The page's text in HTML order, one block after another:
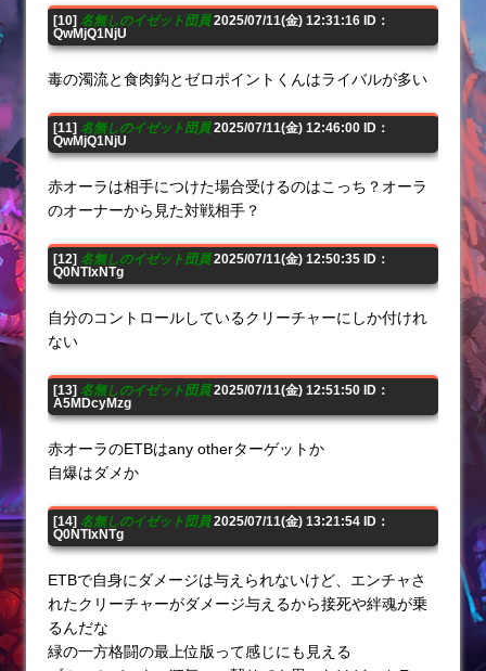
[10] 名無しのイゼット団員2025/07/11(金) 12:31:16 ID：
QwMjQ1NjU
毒の濁流と食肉鈎とゼロポイントくんはライバルが多い
[11] 名無しのイゼット団員2025/07/11(金) 12:46:00 ID：
QwMjQ1NjU
赤オーラは相手につけた場合受けるのはこっち？オーラ
のオーナーから見た対戦相手？
[12] 名無しのイゼット団員2025/07/11(金) 12:50:35 ID：
Q0NTIxNTg
自分のコントロールしているクリーチャーにしか付けれ
ない
[13] 名無しのイゼット団員2025/07/11(金) 12:51:50 ID：
A5MDcyMzg
赤オーラのETBはany otherターゲットか
自爆はダメか
[14] 名無しのイゼット団員2025/07/11(金) 13:21:54 ID：
Q0NTIxNTg
ETBで自身にダメージは与えられないけど、エンチャさ
れたクリーチャーがダメージ与えるから接死や絆魂が乗
るんだな
緑の一方格闘の最上位版って感じにも見える